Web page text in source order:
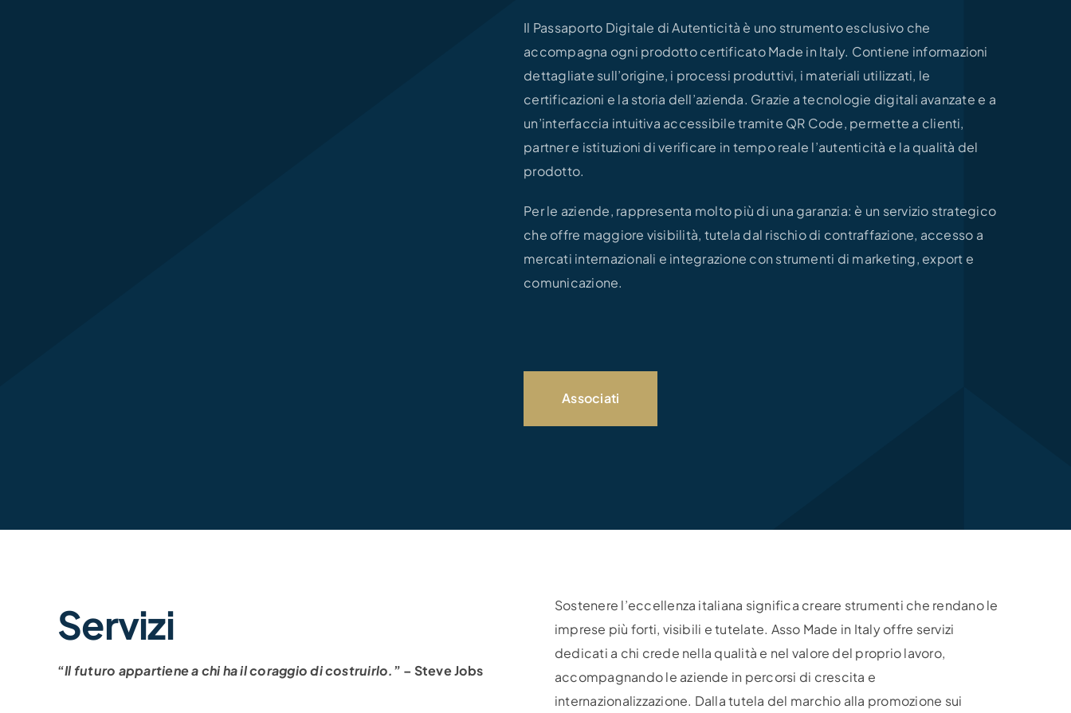
Il Passaporto Digitale di Autenticità è uno strumento esclusivo che
accompagna ogni prodotto certificato Made in Italy. Contiene informazioni
dettagliate sull’origine, i processi produttivi, i materiali utilizzati, le
certificazioni e la storia dell’azienda. Grazie a tecnologie digitali avanzate e a
un’interfaccia intuitiva accessibile tramite QR Code, permette a clienti,
partner e istituzioni di verificare in tempo reale l’autenticità e la qualità del
prodotto.
Per le aziende, rappresenta molto più di una garanzia: è un servizio strategico
che offre maggiore visibilità, tutela dal rischio di contraffazione, accesso a
mercati internazionali e integrazione con strumenti di marketing, export e
comunicazione.
Associati
Servizi
“Il futuro appartiene a chi ha il coraggio di costruirlo.” – Steve Jobs
Sostenere l’eccellenza italiana significa creare strumenti che rendano le
imprese più forti, visibili e tutelate. Asso Made in Italy offre servizi
dedicati a chi crede nella qualità e nel valore del proprio lavoro,
accompagnando le aziende in percorsi di crescita e
internazionalizzazione. Dalla tutela del marchio alla promozione sui